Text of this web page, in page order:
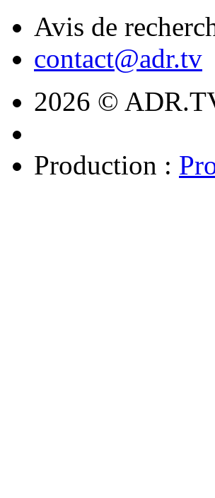
Avis de
contact@adr.tv
2026 ©
Production :